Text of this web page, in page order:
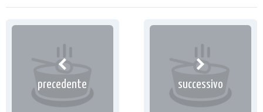
precedente successivo